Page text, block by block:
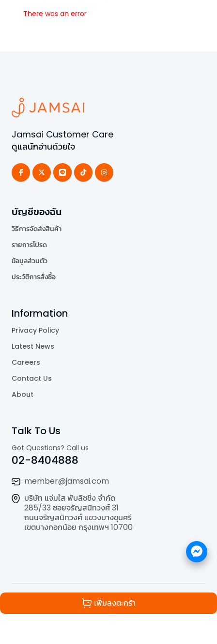
เพิ่มลงตะกร้า
There was an error
Jamsai Customer Care
ดูแลนักอ่านด้วยใจ
บัญชีของฉัน
วิธีการจัดส่งสินค้า
รายการโปรด
ข้อมูลส่วนตัว
ประวัติการสั่งซื้อ
Information
Privacy Policy
Latest News
Careers
Contact Us
About
Talk To Us
Got Questions? Call us
02-8404888
member@jamsai.com
บริษัท แจ่มใส พับลิชชิ่ง จำกัด
285/33 ซอยจรัญสนิทวงศ์ 31
ถนนจรัญสนิทวงศ์ แขวงบางขุนศรี
เขตบางกอกน้อย กรุงเทพฯ 10700
All Rights Reserved | Powered by
Publishing Co.,Ltd..